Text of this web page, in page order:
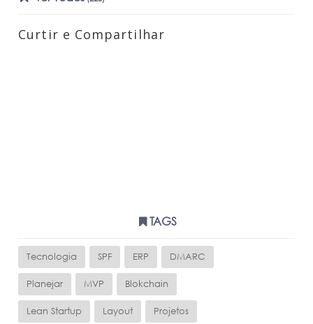
Curtir e Compartilhar
TAGS
Tecnologia SPF ERP DMARC
Planejar MVP Blokchain
Lean Startup Layout Projetos